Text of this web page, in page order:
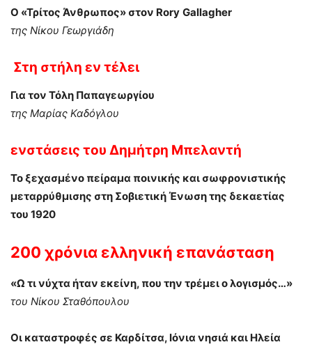
Ο «Τρίτος Άνθρωπος» στον Rory Gallagher
της Νίκου Γεωργιάδη
Στη στήλη εν τέλει
Για τον Τόλη Παπαγεωργίου
της Μαρίας Καδόγλου
ενστάσεις του Δημήτρη Μπελαντή
Το ξεχασμένο πείραμα ποινικής και σωφρονιστικής
μεταρρύθμισης στη Σοβιετική Ένωση της δεκαετίας
του 1920
200 χρόνια ελληνική επανάσταση
«Ω τι νύχτα ήταν εκείνη, που την τρέμει ο λογισμός…»
του Νίκου Σταθόπουλου
Οι καταστροφές σε Καρδίτσα, Ιόνια νησιά και Ηλεία